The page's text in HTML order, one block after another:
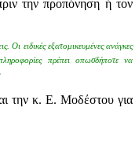
την προπόνηση ή τον
Οι ειδικές εξατομικευμένες ανάγκες
πρέπει οπωσδήποτε να
την κ. Ε. Μοδέστου για